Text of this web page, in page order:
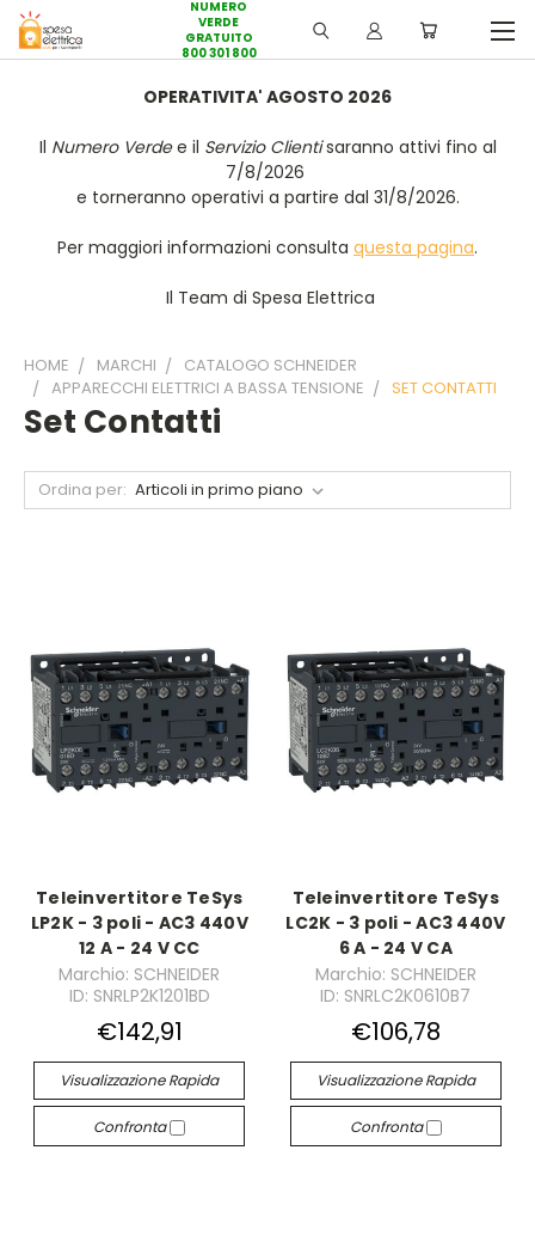
NUMERO
VERDE
GRATUITO
800 301 800
OPERATIVITA' AGOSTO 2026
Il Numero Verdee il Servizio Clientisaranno attivi fino al
7/8/2026
e torneranno operativi a partire dal 31/8/2026.
Per maggiori informazioni consulta questa pagina.
Il Team di Spesa Elettrica
HOME MARCHI
CATALOGO SCHNEIDER
APPARECCHI ELETTRICI A BASSA TENSIONE
SET CONTATTI
Set Contatti
Ordina per:
Teleinvertitore TeSys
LP2K - 3 poli - AC3 440V
12 A - 24 V CC
Marchio: SCHNEIDER
ID: SNRLP2K1201BD
€142,91
Visualizzazione Rapida
Confronta
Teleinvertitore TeSys
LC2K - 3 poli - AC3 440V
6 A - 24 V CA
Marchio: SCHNEIDER
ID: SNRLC2K0610B7
€106,78
Visualizzazione Rapida
Confronta